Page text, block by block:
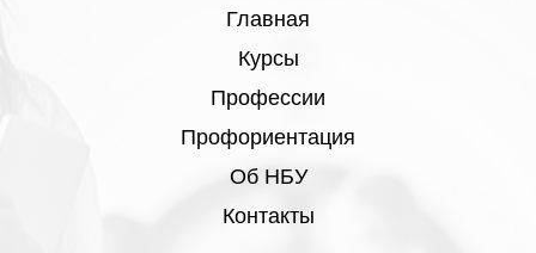
Главная
Курсы
Профессии
Профориентация
Об НБУ
Контакты